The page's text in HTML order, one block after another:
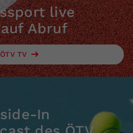
live
Abruf
ÖTV TV
In